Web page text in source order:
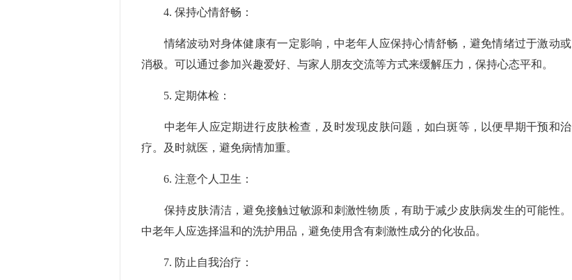
4. 保持心情舒畅：
情绪波动对身体健康有一定影响，中老年人应保持心情舒畅，避免情绪过于激动或
消极。可以通过参加兴趣爱好、与家人朋友交流等方式来缓解压力，保持心态平和。
5. 定期体检：
中老年人应定期进行皮肤检查，及时发现皮肤问题，如白斑等，以便早期干预和治
疗。及时就医，避免病情加重。
6. 注意个人卫生：
保持皮肤清洁，避免接触过敏源和刺激性物质，有助于减少皮肤病发生的可能性。
中老年人应选择温和的洗护用品，避免使用含有刺激性成分的化妆品。
7. 防止自我治疗：